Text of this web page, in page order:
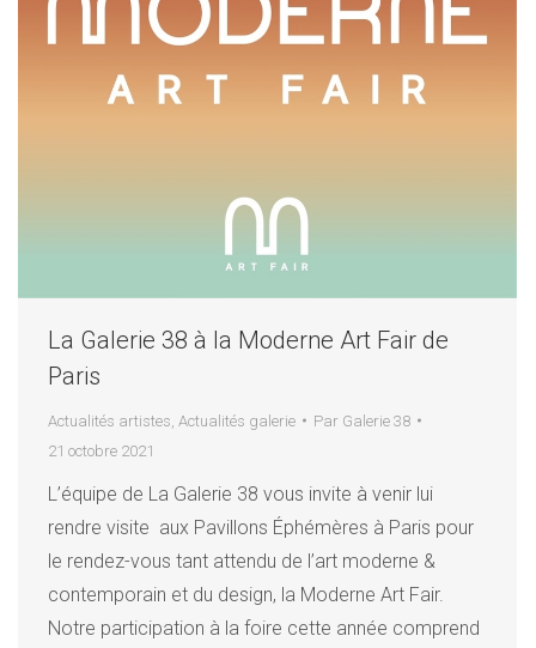
La Galerie 38 à la Moderne Art Fair de
Paris
Actualités artistes Actualités galerie Par Galerie 38
21 octobre 2021
L’équipe de La Galerie 38 vous invite à venir lui
rendre visite aux Pavillons Éphémères à Paris pour
le rendez-vous tant attendu de l’art moderne &
contemporain et du design, la Moderne Art Fair.
Notre participation à la foire cette année comprend